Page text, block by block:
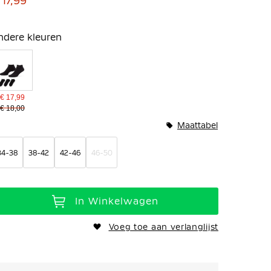
kleuren
€ 17,99
€ 18,00
38 38-42 42-46 46-50
Maattabel
In Winkelwagen
Voeg toe aan verlanglijst